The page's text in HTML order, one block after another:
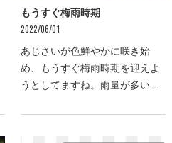
もうすぐ梅雨時期
2022/06/01
あじさいが色鮮やかに咲き始
め、もうすぐ梅雨時期を迎えよ
うとしてますね。雨量が多いと
雨が続き高湿度になったときは